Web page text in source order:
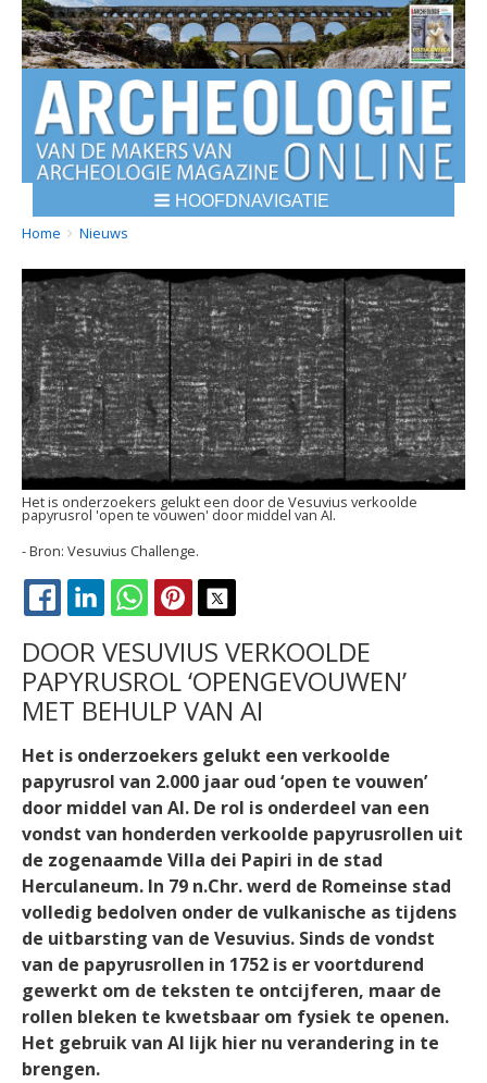
HOOFDNAVIGATIE
BREADCRUMBS
YOU
HERE:
Home Nieuws
Het is onderzoekers gelukt een door de Vesuvius verkoolde
papyrusrol 'open te vouwen' door middel van AI.
Vesuvius Challenge.
FACEBOOK
LINKEDINWHATSAPPPINTEREST
DOOR VESUVIUS VERKOOLDE
PAPYRUSROL ‘OPENGEVOUWEN’
MET BEHULP VAN AI
Het is onderzoekers gelukt een verkoolde
papyrusrol van 2.000 jaar oud ‘open te vouwen’
door middel van AI. De rol is onderdeel van een
vondst van honderden verkoolde papyrusrollen uit
de zogenaamde Villa dei Papiri in de stad
Herculaneum. In 79 n.Chr. werd de Romeinse stad
volledig bedolven onder de vulkanische as tijdens
de uitbarsting van de Vesuvius. Sinds de vondst
van de papyrusrollen in 1752 is er voortdurend
gewerkt om de teksten te ontcijferen, maar de
rollen bleken te kwetsbaar om fysiek te openen.
Het gebruik van AI lijk hier nu verandering in te
brengen.